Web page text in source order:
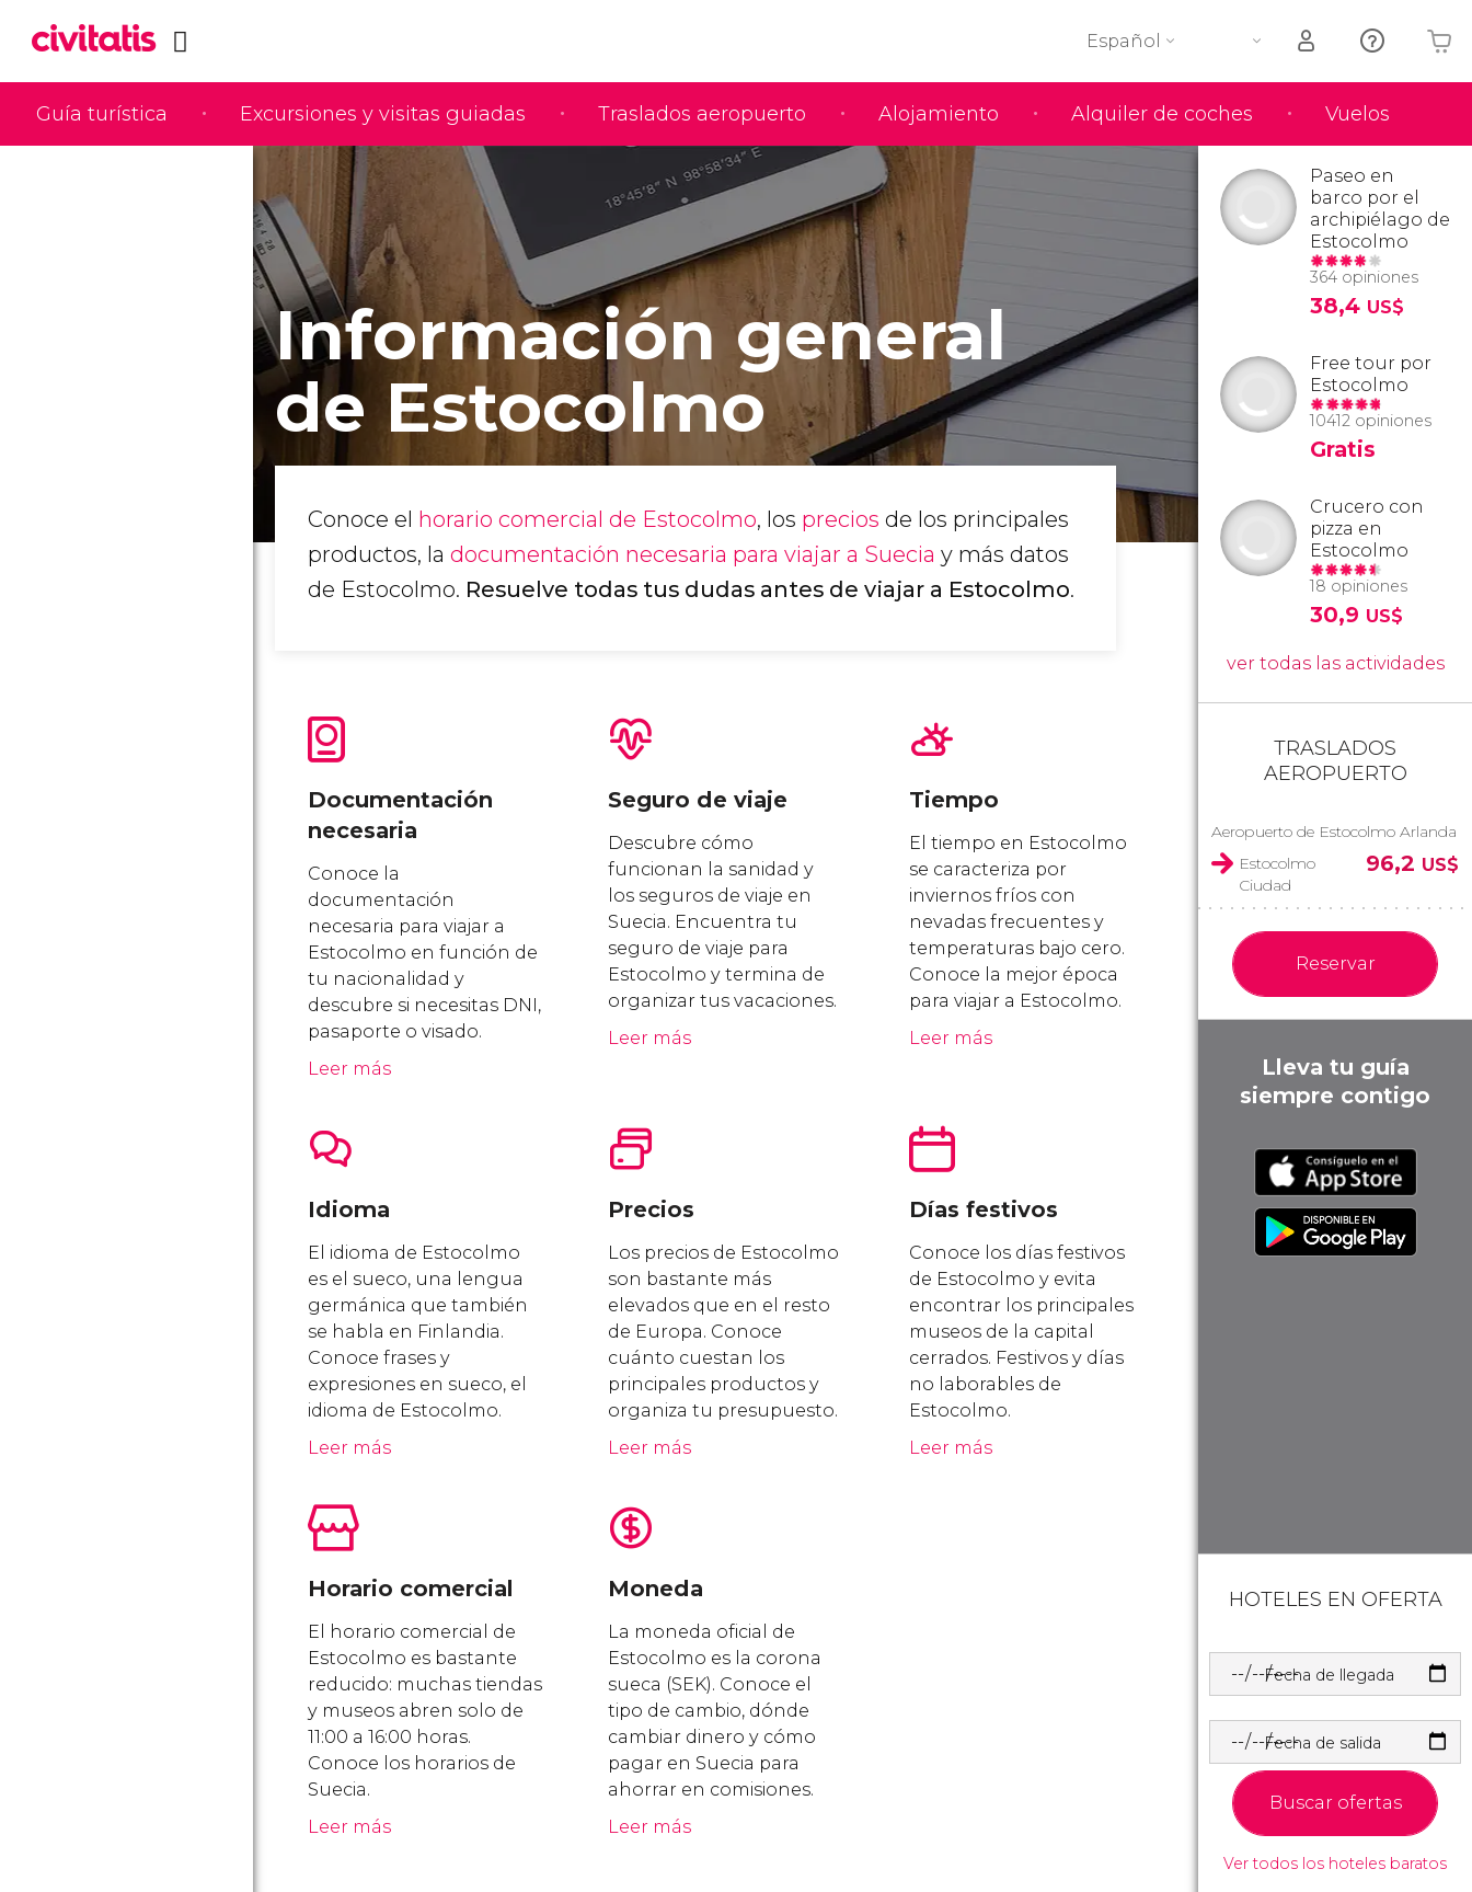
Guía turística Excursiones y visitas guiadas Traslados aeropuerto Alojamiento Alquiler de coches Vuelos
Español
Tu carrito está vacío
Información general
de Estocolmo
Conoce el horario comercial de Estocolmo, los precios de los principales
productos, la documentación necesaria para viajar a Suecia y más datos
de Estocolmo. Resuelve todas tus dudas antes de viajar a Estocolmo.
Documentación
necesaria
Conoce la
documentación
necesaria para viajar a
Estocolmo en función de
tu nacionalidad y
descubre si necesitas DNI,
pasaporte o visado.
Leer más
Seguro de viaje
Descubre cómo
funcionan la sanidad y
los seguros de viaje en
Suecia. Encuentra tu
seguro de viaje para
Estocolmo y termina de
organizar tus vacaciones.
Leer más
Tiempo
El tiempo en Estocolmo
se caracteriza por
inviernos fríos con
nevadas frecuentes y
temperaturas bajo cero.
Conoce la mejor época
para viajar a Estocolmo.
Leer más
Idioma
El idioma de Estocolmo
es el sueco, una lengua
germánica que también
se habla en Finlandia.
Conoce frases y
expresiones en sueco, el
idioma de Estocolmo.
Leer más
Precios
Los precios de Estocolmo
son bastante más
elevados que en el resto
de Europa. Conoce
cuánto cuestan los
principales productos y
organiza tu presupuesto.
Leer más
Días festivos
Conoce los días festivos
de Estocolmo y evita
encontrar los principales
museos de la capital
cerrados. Festivos y días
no laborables de
Estocolmo.
Leer más
Horario comercial
El horario comercial de
Estocolmo es bastante
reducido: muchas tiendas
y museos abren solo de
11:00 a 16:00 horas.
Conoce los horarios de
Suecia.
Leer más
Moneda
La moneda oficial de
Estocolmo es la corona
sueca (SEK). Conoce el
tipo de cambio, dónde
cambiar dinero y cómo
pagar en Suecia para
ahorrar en comisiones.
Leer más
Paseo en
barco por el
archipiélago de
Estocolmo
364 opiniones
38,4 US$
Free tour por
Estocolmo
10412 opiniones
Gratis
Crucero con
pizza en
Estocolmo
18 opiniones
30,9 US$
ver todas las actividades
TRASLADOS
AEROPUERTO
Aeropuerto de Estocolmo Arlanda
Estocolmo
Ciudad
96,2 US$
Reservar
Lleva tu guía
siempre contigo
HOTELES EN OFERTA
Fecha de llegada
Fecha de salida
Buscar ofertas
Ver todos los hoteles baratos